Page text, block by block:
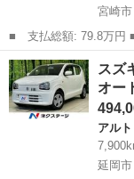
宮崎市
■ 支払総額: 79.8万円 ■ 車両本体価格： 748,000 円 ■ メーカー
名： スズキ ■ 車種
ＩＩターボ 衝突軽減
メラ 純正１...
宮崎 宮崎市 そ
スズ
オー
アルト
延岡市